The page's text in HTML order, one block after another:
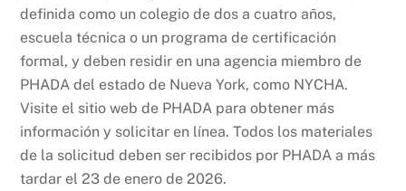
definida como un colegio de dos a cuatro años,
escuela técnica o un programa de certificación
formal, y deben residir en una agencia miembro de
PHADA del estado de Nueva York, como NYCHA.
Visite el sitio web de PHADA para obtener más
información y solicitar en línea. Todos los materiales
de la solicitud deben ser recibidos por PHADA a más
tardar el 23 de enero de 2026.